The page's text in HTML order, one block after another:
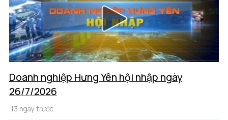
Doanh nghiệp Hưng Yên hội nhập ngày
26/7/2026
13 ngày trước